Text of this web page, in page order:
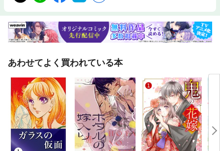
あわせてよく買われている本